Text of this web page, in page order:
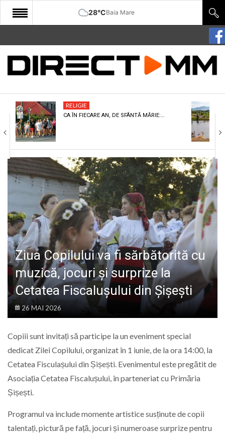
28°CBaia Mare
START
COMUNITATE
CULTURA
ECONOMIE
SANATATE
SPORT
SPECIAL
POLITIC
LIFE
RELIGIE
CA ÎN FIECARE AN, DE SFÂNTĂ MĂRIE:…
Ziua Copilului va fi sărbătorită cu
muzică, jocuri și surprize la
Cetatea Fiscalușului din Șișești
26 MAI 2026
Copiii sunt invitați să participe la un eveniment special
dedicat Zilei Copilului, organizat în 1 iunie, de la ora 14:00, la
Cetatea Fisculașului din Șișești. Evenimentul este pregătit de
Asociația Cetatea Fiscalușului, în parteneriat cu Primăria
Șișești.
Programul va include momente artistice susținute de copii
talentați, pictură pe față, jocuri și numeroase surprize pentru